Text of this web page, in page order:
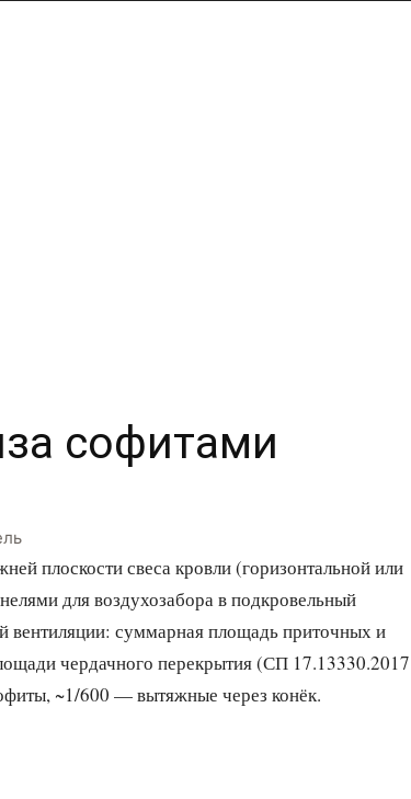
софитами
плоскости свеса кровли (горизонтальной или
для воздухозабора в подкровельный
вентиляции: суммарная площадь приточных и
чердачного перекрытия (СП 17.13330.2017
~1/600 — вытяжные через конёк.